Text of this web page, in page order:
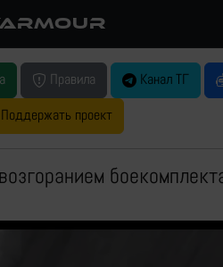
Правила Канал ТГ
Поддержать проект